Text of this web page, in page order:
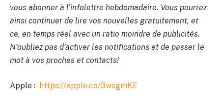
vous abonner à l’infolettre hebdomadaire. Vous pourrez
ainsi continuer de lire vos nouvelles gratuitement, et
ce, en temps réel avec un ratio moindre de publicités.
N’oubliez pas d’activer les notifications et de passer le
mot à vos proches et contacts!
Apple : https://apple.co/3wsgmKE